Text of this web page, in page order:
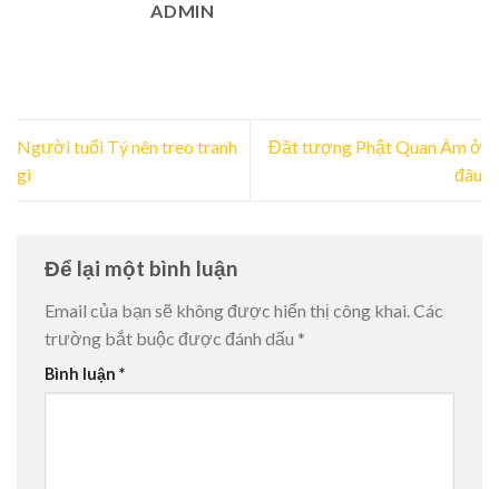
ADMIN
Người tuổi Tý nên treo tranh
gì
Đặt tượng Phật Quan Âm ở
đâu
Để lại một bình luận
Email của bạn sẽ không được hiển thị công khai. Các
trường bắt buộc được đánh dấu *
Bình luận *